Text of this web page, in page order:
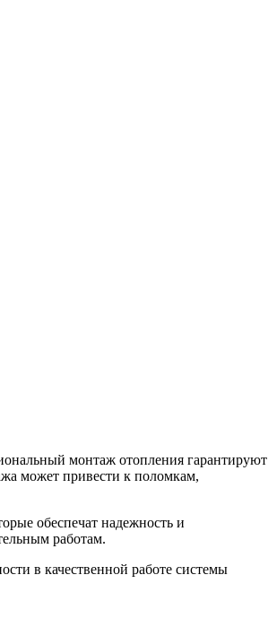
монтаж отопления гарантируют
может привести к поломкам,
обеспечат надежность и
работам.
в качественной работе системы